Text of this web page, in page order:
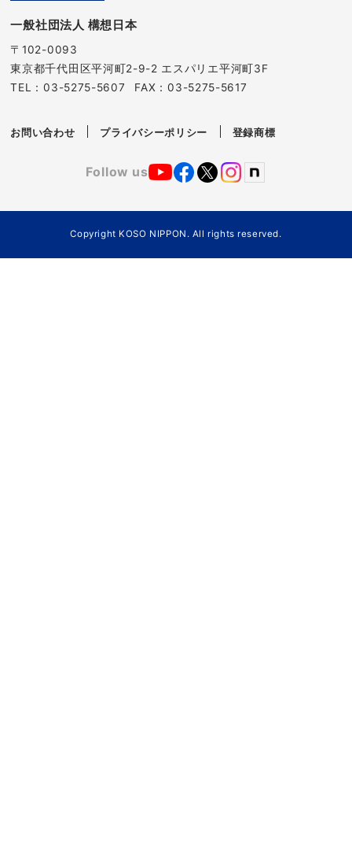
一般社団法人 構想日本
〒102-0093
東京都千代田区平河町2-9-2 エスパリエ平河町3F
TEL：03-5275-5607 FAX：03-5275-5617
お問い合わせ プライバシーポリシー 登録商標
Follow us
Copyright KOSO NIPPON. All rights reserved.